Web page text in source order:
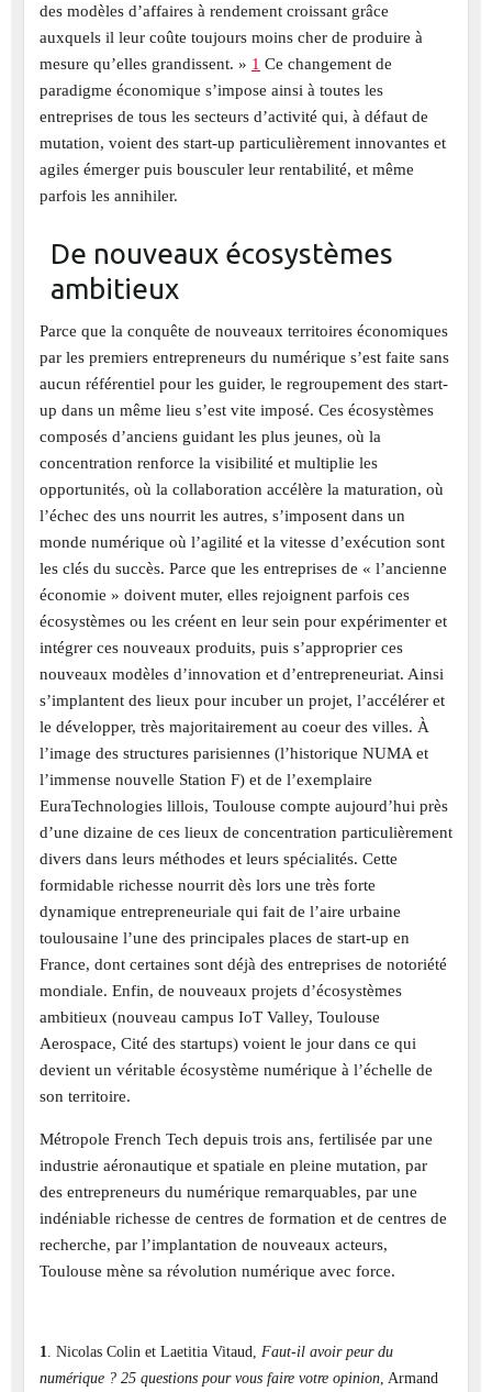
des modèles d’affaires à rendement croissant grâce
auxquels il leur coûte toujours moins cher de produire à
mesure qu’elles grandissent. » 1 Ce changement de
paradigme économique s’impose ainsi à toutes les
entreprises de tous les secteurs d’activité qui, à défaut de
mutation, voient des start-up particulièrement innovantes et
agiles émerger puis bousculer leur rentabilité, et même
parfois les annihiler.
De nouveaux écosystèmes
ambitieux
Parce que la conquête de nouveaux territoires économiques
par les premiers entrepreneurs du numérique s’est faite sans
aucun référentiel pour les guider, le regroupement des start-
up dans un même lieu s’est vite imposé. Ces écosystèmes
composés d’anciens guidant les plus jeunes, où la
concentration renforce la visibilité et multiplie les
opportunités, où la collaboration accélère la maturation, où
l’échec des uns nourrit les autres, s’imposent dans un
monde numérique où l’agilité et la vitesse d’exécution sont
les clés du succès. Parce que les entreprises de « l’ancienne
économie » doivent muter, elles rejoignent parfois ces
écosystèmes ou les créent en leur sein pour expérimenter et
intégrer ces nouveaux produits, puis s’approprier ces
nouveaux modèles d’innovation et d’entrepreneuriat. Ainsi
s’implantent des lieux pour incuber un projet, l’accélérer et
le développer, très majoritairement au coeur des villes. À
l’image des structures parisiennes (l’historique NUMA et
l’immense nouvelle Station F) et de l’exemplaire
EuraTechnologies lillois, Toulouse compte aujourd’hui près
d’une dizaine de ces lieux de concentration particulièrement
divers dans leurs méthodes et leurs spécialités. Cette
formidable richesse nourrit dès lors une très forte
dynamique entrepreneuriale qui fait de l’aire urbaine
toulousaine l’une des principales places de start-up en
France, dont certaines sont déjà des entreprises de notoriété
mondiale. Enfin, de nouveaux projets d’écosystèmes
ambitieux (nouveau campus IoT Valley, Toulouse
Aerospace, Cité des startups) voient le jour dans ce qui
devient un véritable écosystème numérique à l’échelle de
son territoire.
Métropole French Tech depuis trois ans, fertilisée par une
industrie aéronautique et spatiale en pleine mutation, par
des entrepreneurs du numérique remarquables, par une
indéniable richesse de centres de formation et de centres de
recherche, par l’implantation de nouveaux acteurs,
Toulouse mène sa révolution numérique avec force.
1 . Nicolas Colin et Laetitia Vitaud, Faut-il avoir peur du
numérique ? 25 questions pour vous faire votre opinion, Armand